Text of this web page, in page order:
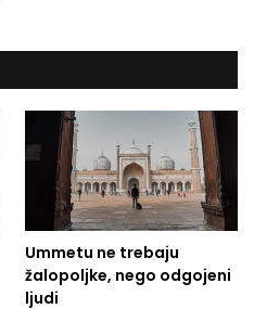
Ummetu ne trebaju
žalopoljke, nego odgojeni
ljudi